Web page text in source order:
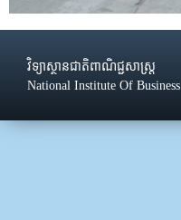
វិទ្យាស្ថានជាតិពាណិជ្ជសាស្រ្ដ
National Institute Of Business